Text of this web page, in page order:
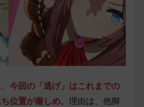
今回の「逃げ」はこれまでの
位置が厳しめ。理由は、他脚